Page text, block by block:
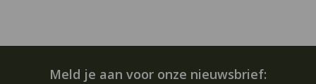
Meld je aan voor onze nieuwsbrief: